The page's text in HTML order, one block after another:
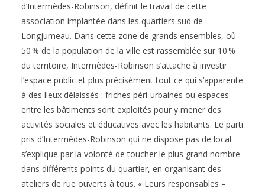
d’Intermèdes-Robinson, définit le travail de cette
association implantée dans les quartiers sud de
Longjumeau. Dans cette zone de grands ensembles, où
50 % de la population de la ville est rassemblée sur 10 %
du territoire, Intermèdes-Robinson s’attache à investir
l’espace public et plus précisément tout ce qui s’apparente
à des lieux délaissés : friches péri-urbaines ou espaces
entre les bâtiments sont exploités pour y mener des
activités sociales et éducatives avec les habitants. Le parti
pris d’Intermèdes-Robinson qui ne dispose pas de local
s’explique par la volonté de toucher le plus grand nombre
dans différents points du quartier, en organisant des
ateliers de rue ouverts à tous. « Leurs responsables –